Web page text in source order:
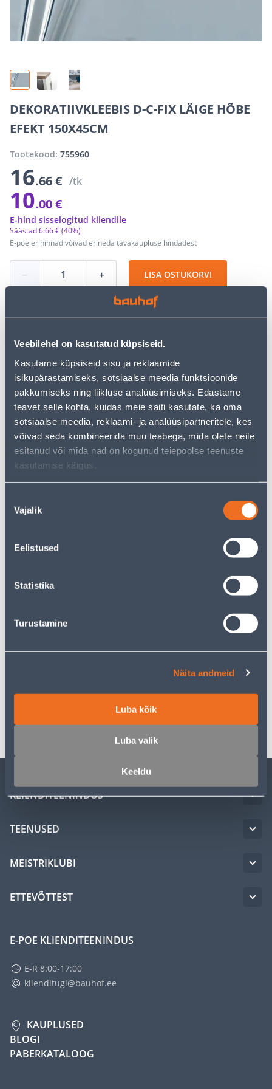
Veebilehel on kasutatud küpsiseid.
Kasutame küpsiseid sisu ja reklaamide
isikupärastamiseks, sotsiaalse meedia funktsioonide
pakkumiseks ning liikluse analüüsimiseks. Edastame
teavet selle kohta, kuidas meie saiti kasutate, ka oma
sotsiaalse meedia, reklaami- ja analüüsipartneritele, kes
võivad seda kombineerida muu teabega, mida olete neile
esitanud või mida nad on kogunud teiepoolse teenuste
kasutamise käigus.
valik
Vajalik
Eelistused
Statistika
Turustamine
Näita andmeid
Luba kõik
Luba valik
Keeldu
DEKORATIIVKLEEBIS D-C-FIX LÄIGE HÕBE
EFEKT 150X45CM
Tootekood: 755960
16.66 € /tk
10.00 €
E-poe erihinnad võivad erineda tavakaupluse hindadest
Säästad6.66 €(40%)
E-hind sisselogitud kliendile
− + LISA OSTUKORVI
Vaata saadavust
• Dekoratiivkleebised ning staatilised kiled on väga
head vahendid mööbli uuendamiseks,
isikupärasemaks muutmiseks ning privaatuse
loomiseks.
• Sobib kasutamiseks kõikidele siledatele ning
puhastele pindadele.
• Kleebiseid võib kasutada ka välitingimustes, kleebis
• 14-päevane tagastusõigus.
Eeldatav kojuvedu 3,69 € al. 2-5 tööpäeva
Poest kätte, alates 09.08.2026
Kirjeldus
KLIENDITEENINDUS
TEENUSED
MEISTRIKLUBI
ETTEVÕTTEST
E-POE KLIENDITEENINDUS
E-R 8:00-17:00
klienditugi@bauhof.ee
KAUPLUSED
BLOGI
PABERKATALOOG